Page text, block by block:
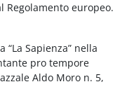
europeo.
Sapienza” nella
pro tempore
Aldo Moro n. 5,